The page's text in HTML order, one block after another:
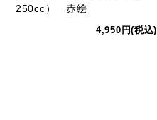
250cc） 赤絵
4,950円(税込)